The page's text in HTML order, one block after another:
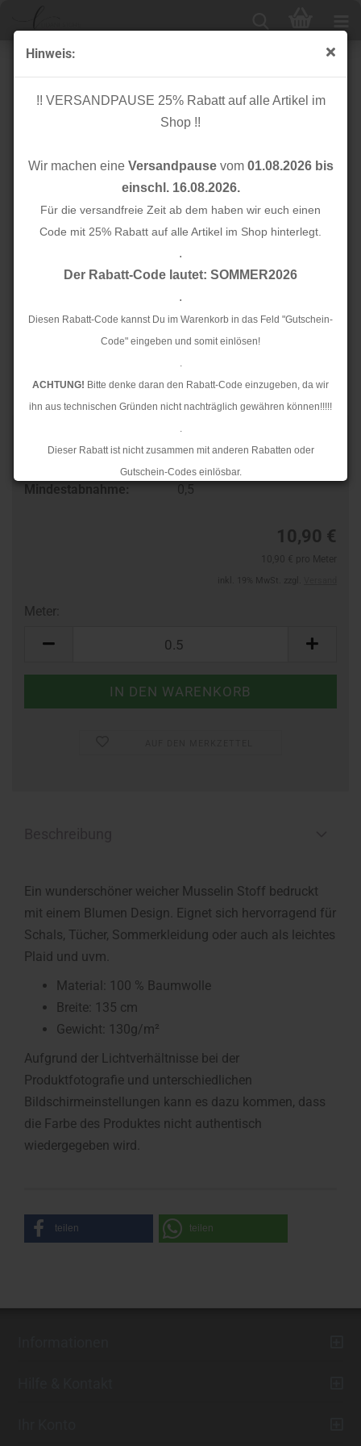
Hinweis:
!! VERSANDPAUSE 25% Rabatt auf alle Artikel im
Shop !!
Wir machen eine Versandpausevom 01.08.2026 bis
einschl. 16.08.2026.
Für die versandfreie Zeit ab dem haben wir euch einen
Code mit 25% Rabatt auf alle Artikel im Shop hinterlegt.
.
Der Rabatt-Code lautet: SOMMER2026
.
Diesen Rabatt-Code kannst Du im Warenkorb in das Feld "Gutschein-
Code" eingeben und somit einlösen!
.
ACHTUNG! Bitte denke daran den Rabatt-Code einzugeben, da wir
ihn aus technischen Gründen nicht nachträglich gewähren können!!!!!
.
Dieser Rabatt ist nicht zusammen mit anderen Rabatten oder
Gutschein-Codes einlösbar.
.
Rückstaus kann es jedoch zu längeren Lieferzeiten kommen.
Musselin - Berry lilac - Springtime
Mindestabnahme:
0,5
10,90 €
Meter:
Ein wunderschöner weicher Musselin Stoff bedruckt
mit einem Blumen Design. Eignet sich hervorragend für
Schals, Tücher, Sommerkleidung oder auch als leichtes
Plaid und uvm.
Material: 100 % Baumwolle
Breite: 135 cm
Gewicht: 130g/m²
Aufgrund der Lichtverhältnisse bei der
Produktfotografie und unterschiedlichen
Bildschirmeinstellungen kann es dazu kommen, dass
die Farbe des Produktes nicht authentisch
wiedergegeben wird.
teilen teilen